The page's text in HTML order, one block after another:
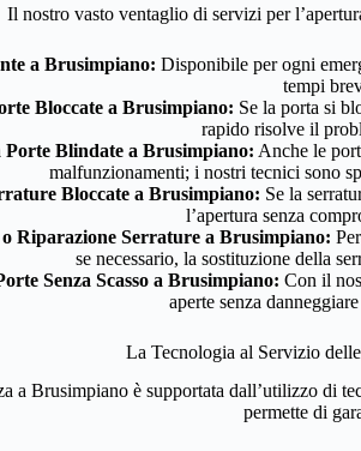
Il nostro vasto ventaglio di servizi per
a Brusimpiano: Disponibile per ogni
tempi
Bloccate a Brusimpiano: Se la porta si
rapido risolve il
Blindate a Brusimpiano: Anche le
malfunzionamenti; i nostri tecnici sono
Bloccate a Brusimpiano: Se la
l’apertura senza
o Riparazione Serrature a Brusimpiano:
se necessario, la sostituzione della
Senza Scasso a Brusimpiano: Con il
aperte senza
La Tecnologia al Servizio
a Brusimpiano è supportata dall’utilizzo di
permette di